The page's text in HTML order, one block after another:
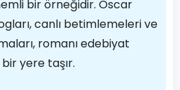
bir örneğidir. Oscar
canlı betimlemeleri ve
romanı edebiyat
yere taşır.